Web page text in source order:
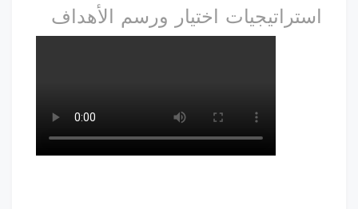
استراتيجيات اختيار ورسم الأهداف